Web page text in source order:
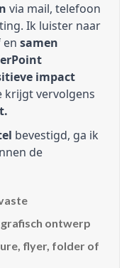
via mail, telefoon
Ik luister naar
en samen
impact
krijgt vervolgens
bevestigd, ga ik
de
ontwerp
flyer, folder of